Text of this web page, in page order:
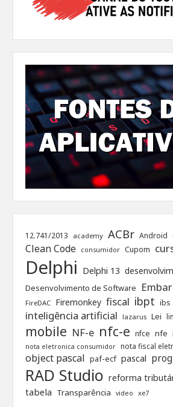
12.741/2013 academy ACBr Android
Clean Code consumidor Cupom
Delphi Delphi 13
Desenvolvimento de Software
FireDAC Firemonkey fiscal ibpt ibs
inteligência artificial lazarus Lei
mobile NF-e nfc-e nfce nfe
nota eletronica consumidor nota fiscal
object pascal paf-ecf pascal
RAD Studio reforma
tabela Transparência video xe7